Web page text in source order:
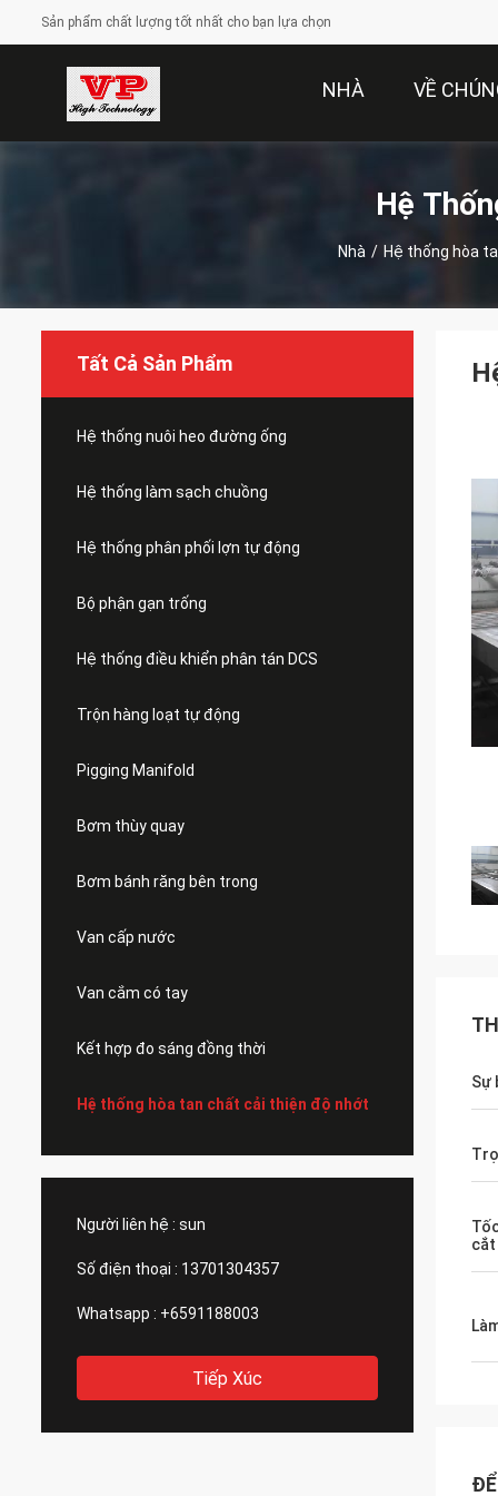
Sản phẩm chất lượng tốt nhất cho bạn lựa chọn
NHÀ VỀ
Hệ
Nhà / Hệ thống hòa
Tất Cả Sản Phẩm
Hệ thống nuôi heo đường ống
Hệ thống làm sạch chuồng
Hệ thống phân phối lợn tự động
Bộ phận gạn trống
Hệ thống điều khiển phân tán DCS
Trộn hàng loạt tự động
Pigging Manifold
Bơm thùy quay
Bơm bánh răng bên trong
Van cấp nước
Van cắm có tay
Kết hợp đo sáng đồng thời
Hệ thống hòa tan chất cải thiện độ nhớt
Người liên hệ : sun
Số điện thoại : 13701304357
Whatsapp : +6591188003
Tiếp Xúc
Sự
cắt